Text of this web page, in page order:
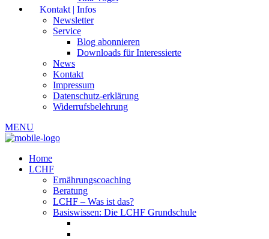
Kontakt | Infos
Newsletter
Service
Blog abonnieren
Downloads für Interessierte
News
Kontakt
Impressum
Datenschutz-erklärung
Widerrufsbelehrung
MENU
Home
LCHF
Ernährungscoaching
Beratung
LCHF – Was ist das?
Basiswissen: Die LCHF Grundschule